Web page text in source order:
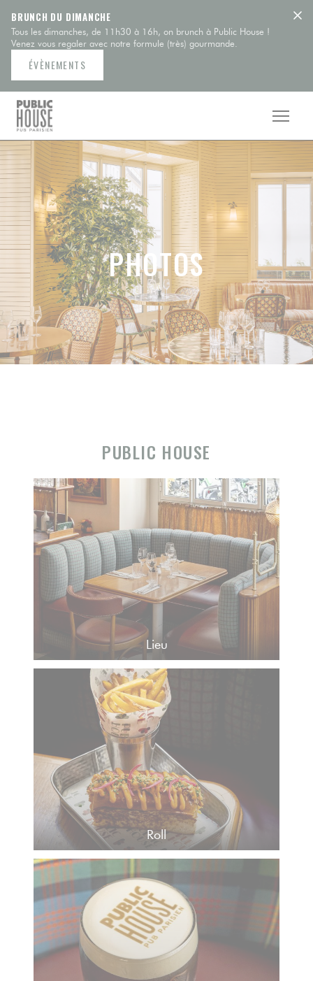
BRUNCH DU DIMANCHE
Tous les dimanches, de 11h30 à 16h, on brunch à Public House !
Venez vous regaler avec notre formule (très) gourmande.
ÉVÈNEMENTS
PHOTOS
PUBLIC HOUSE
Lieu
Roll